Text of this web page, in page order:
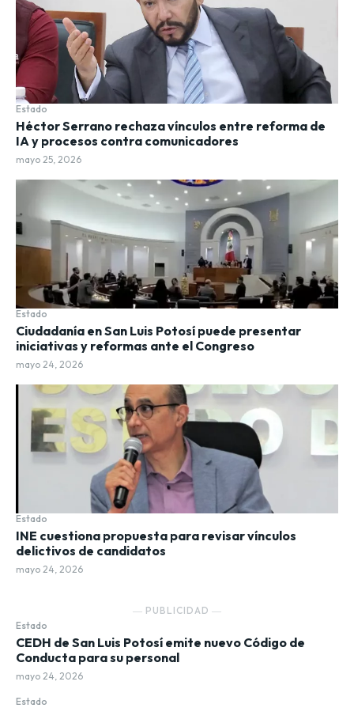
Estado
Héctor Serrano rechaza vínculos entre reforma de
IA y procesos contra comunicadores
mayo 25, 2026
Estado
Ciudadanía en San Luis Potosí puede presentar
iniciativas y reformas ante el Congreso
mayo 24, 2026
Estado
INE cuestiona propuesta para revisar vínculos
delictivos de candidatos
mayo 24, 2026
― PUBLICIDAD ―
Estado
CEDH de San Luis Potosí emite nuevo Código de
Conducta para su personal
mayo 24, 2026
Estado